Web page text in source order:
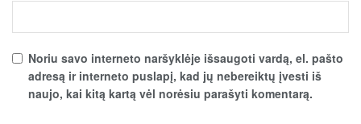
Noriu savo interneto naršyklėje išsaugoti vardą, el. pašto
adresą ir interneto puslapį, kad jų nebereiktų įvesti iš
naujo, kai kitą kartą vėl norėsiu parašyti komentarą.